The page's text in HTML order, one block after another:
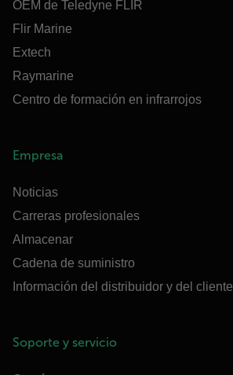
OEM de Teledyne FLIR
Flir Marine
Extech
Raymarine
Centro de formación en infrarrojos
Empresa
Noticias
Carreras profesionales
Almacenar
Cadena de suministro
Información del distribuidor y del cliente
Soporte y servicio